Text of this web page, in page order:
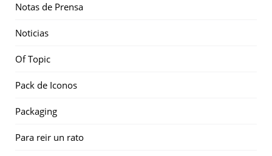
Notas de Prensa
Noticias
Of Topic
Pack de Iconos
Packaging
Para reir un rato